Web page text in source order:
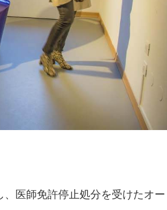
医師免許停止処分を受けたオー